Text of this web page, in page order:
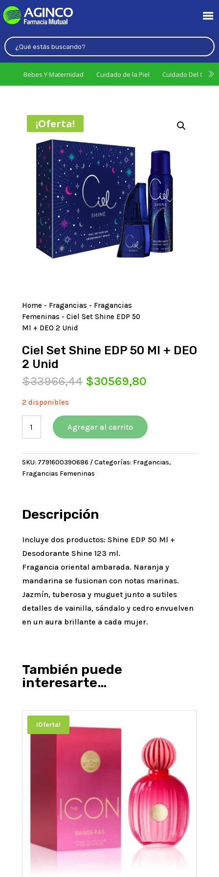
Bebes Y Maternidad Cuidado de la Piel Cuidado Del
¡Oferta!
Home - Fragancias - Fragancias
Femeninas - Ciel Set Shine EDP 50
Ml + DEO 2 Unid
Ciel Set Shine EDP 50 Ml + DEO
2 Unid
$33966,44 El
era:
$33966,44.
$30569,80El
$30569,80.
2 disponibles
Set
EDP
50
Ml
2
Agregar al carrito
SKU: 7791600390686 Categorías: Fragancias,
Fragancias Femeninas
Descripción
Incluye dos productos: Shine EDP 50 Ml +
Desodorante Shine 123 ml.
Fragancia oriental ambarada. Naranja y
mandarina se fusionan con notas marinas.
Jazmín, tuberosa y muguet junto a sutiles
detalles de vainilla, sándalo y cedro envuelven
en un aura brillante a cada mujer.
También puede
interesarte…
¡Oferta!